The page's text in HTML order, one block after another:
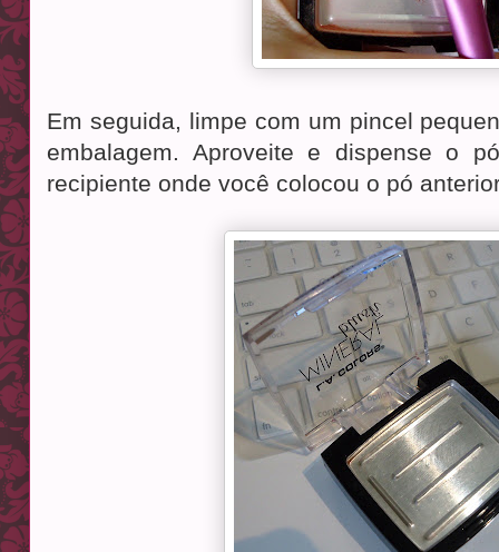
Em seguida, limpe com um pincel
embalagem. Aproveite e dispense o
recipiente onde você colocou o pó